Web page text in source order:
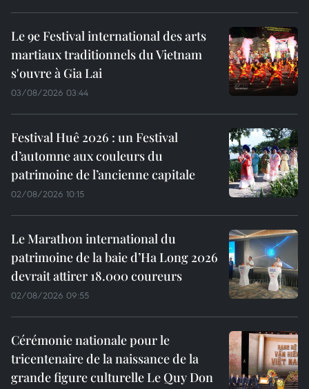
Le 9e Festival international des arts
martiaux traditionnels du Vietnam
s'ouvre à Gia Lai
03/08/2026 03:44
Festival Huê 2026 : un Festival
d’automne aux couleurs du
patrimoine de l’ancienne capitale
02/08/2026 10:15
Le Marathon international du
patrimoine de la baie d’Ha Long 2026
devrait attirer 18.000 coureurs
02/08/2026 09:55
Cérémonie nationale pour le
tricentenaire de la naissance de la
grande figure culturelle Le Quy Don